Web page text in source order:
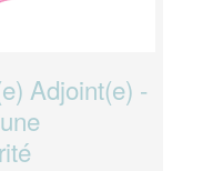
Adjoint(e) -